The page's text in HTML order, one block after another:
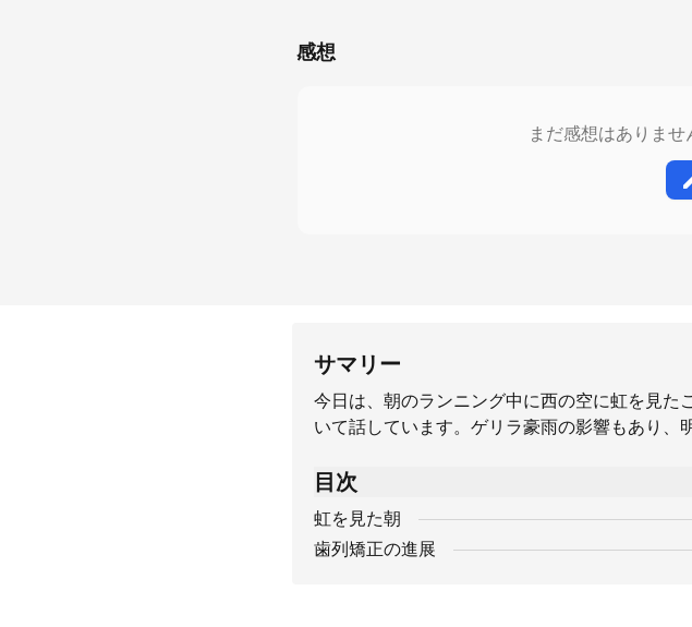
感想
まだ感想はありませ
サマリー
今日は、朝のランニング中に西の空に虹を見た
いて話しています。ゲリラ豪雨の影響もあり、
目次
虹を見た朝
歯列矯正の進展